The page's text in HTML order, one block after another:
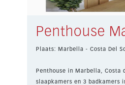
Plaats: Marbella - Costa Del
Penthouse in Marbella, Costa
slaapkamers en 3 badkamers